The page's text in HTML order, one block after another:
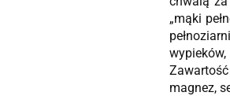
„mąki
magnez,